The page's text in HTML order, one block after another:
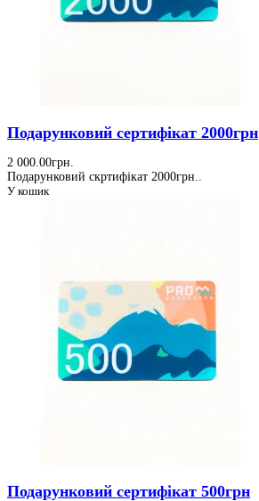
Подарунковий сертифікат 2000грн
2 000.00грн.
Подарунковий скртифікат 2000грн..
У кошик
Подарунковий сертифікат 500грн